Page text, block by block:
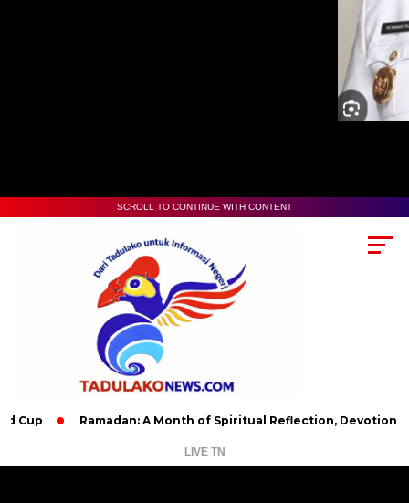
SCROLL TO CONTINUE WITH CONTENT
Ramadan: A Month of Spiritual Reflection, Devotion, and
LIVE TN